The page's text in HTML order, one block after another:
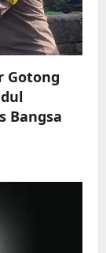
Gotong
Bangsa